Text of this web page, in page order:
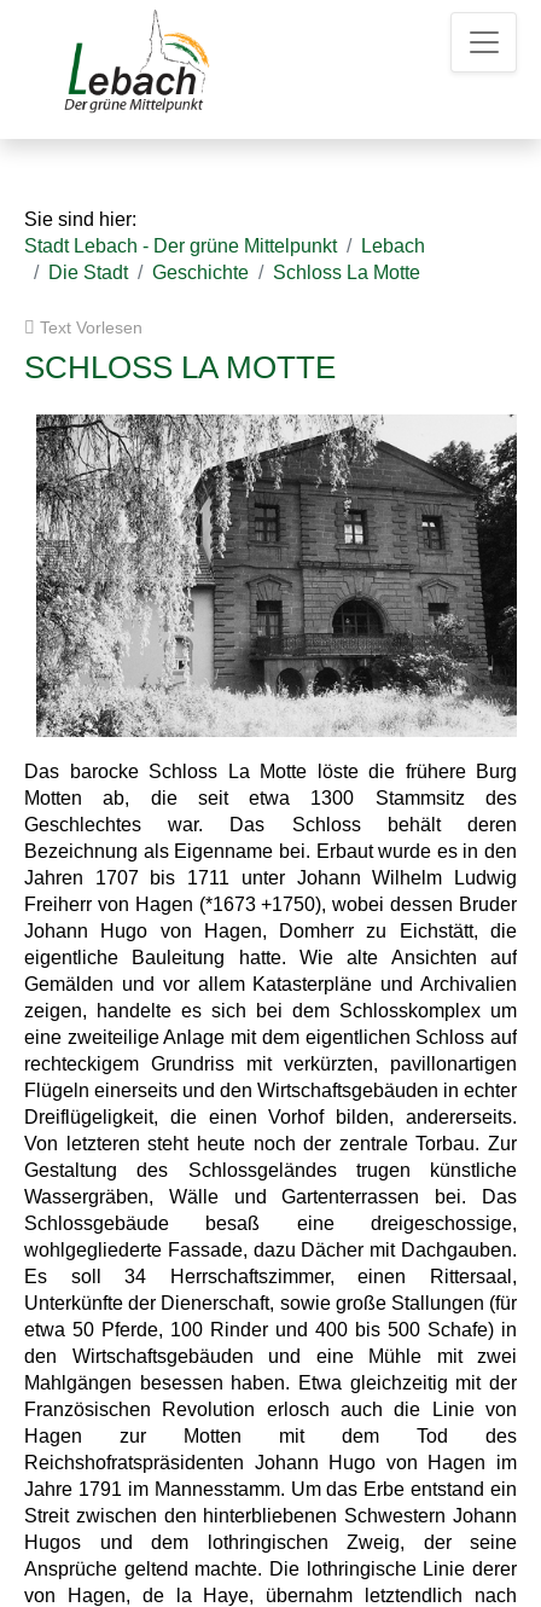
u
h
K
Sie sind hier:
Stadt Lebach - Der grüne Mittelpunkt
Lebach
Die Stadt
Geschichte Schloss La Motte
Text Vorlesen
SCHLOSS LA MOTTE
Das barocke Schloss La Motte löste die frühere Burg
Motten ab, die seit etwa 1300 Stammsitz des
Geschlechtes war. Das Schloss behält deren
Bezeichnung als Eigenname bei. Erbaut wurde es in den
Jahren 1707 bis 1711 unter Johann Wilhelm Ludwig
Freiherr von Hagen (*1673 +1750), wobei dessen Bruder
Johann Hugo von Hagen, Domherr zu Eichstätt, die
eigentliche Bauleitung hatte. Wie alte Ansichten auf
Gemälden und vor allem Katasterpläne und Archivalien
zeigen, handelte es sich bei dem Schlosskomplex um
eine zweiteilige Anlage mit dem eigentlichen Schloss auf
rechteckigem Grundriss mit verkürzten, pavillonartigen
Flügeln einerseits und den Wirtschaftsgebäuden in echter
Dreiflügeligkeit, die einen Vorhof bilden, andererseits.
Von letzteren steht heute noch der zentrale Torbau. Zur
Gestaltung des Schlossgeländes trugen künstliche
Wassergräben, Wälle und Gartenterrassen bei. Das
Schlossgebäude besaß eine dreigeschossige,
wohlgegliederte Fassade, dazu Dächer mit Dachgauben.
Es soll 34 Herrschaftszimmer, einen Rittersaal,
Unterkünfte der Dienerschaft, sowie große Stallungen (für
etwa 50 Pferde, 100 Rinder und 400 bis 500 Schafe) in
den Wirtschaftsgebäuden und eine Mühle mit zwei
Mahlgängen besessen haben. Etwa gleichzeitig mit der
Französischen Revolution erlosch auch die Linie von
Hagen zur Motten mit dem Tod des
Reichshofratspräsidenten Johann Hugo von Hagen im
Jahre 1791 im Mannesstamm. Um das Erbe entstand ein
Streit zwischen den hinterbliebenen Schwestern Johann
Hugos und dem lothringischen Zweig, der seine
Ansprüche geltend machte. Die lothringische Linie derer
von Hagen, de la Haye, übernahm letztendlich nach